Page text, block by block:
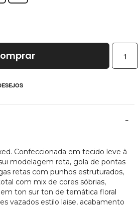
Confeccionada em tecido leve à
modelagem reta, gola de pontas
retas com punhos estruturados,
com mix de cores sóbrias,
ton sur ton de temática floral
vazados estilo laise, acabamento